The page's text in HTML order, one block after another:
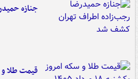
جنازه
قیمت طلا و سکه